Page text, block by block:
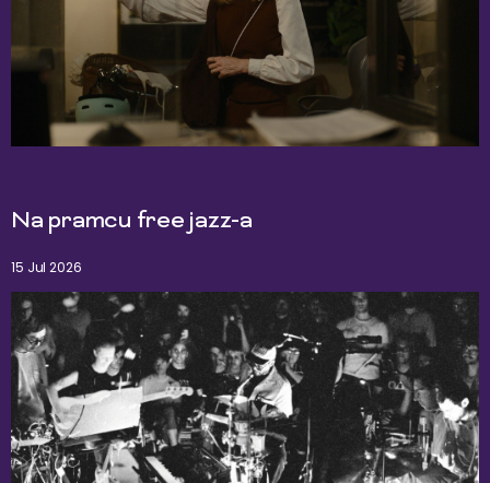
Na pramcu free jazz-a
15 Jul 2026